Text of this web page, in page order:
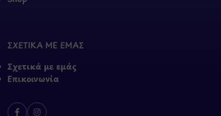
ΣΧΕΤΙΚΑ ΜΕ ΕΜΑΣ
Σχετικά με εμάς
Επικοινωνία